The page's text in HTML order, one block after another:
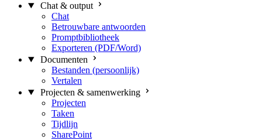
Chat & output
Chat
Betrouwbare antwoorden
Promptbibliotheek
Exporteren (PDF/Word)
Documenten
Bestanden (persoonlijk)
Vertalen
Projecten & samenwerking
Projecten
Taken
Tijdlijn
SharePoint